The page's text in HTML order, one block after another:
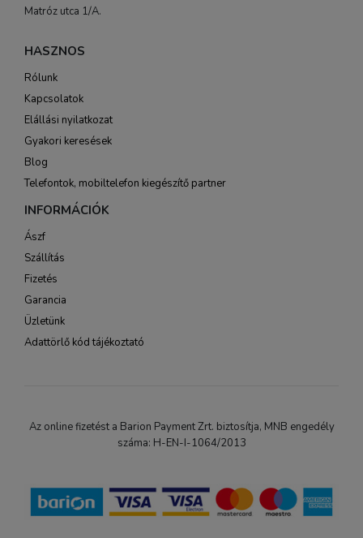
Matróz utca 1/A.
HASZNOS
Rólunk
Kapcsolatok
Elállási nyilatkozat
Gyakori keresések
Blog
Telefontok, mobiltelefon kiegészítő partner
INFORMÁCIÓK
Ászf
Szállítás
Fizetés
Garancia
Üzletünk
Adattörlő kód tájékoztató
Az online fizetést a Barion Payment Zrt. biztosítja, MNB engedély
száma: H-EN-I-1064/2013